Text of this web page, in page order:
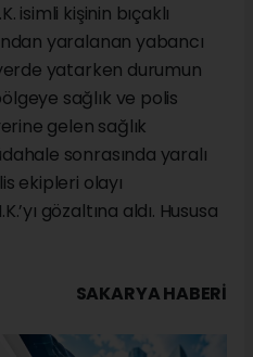
isimli kişinin bıçaklı
yaralanan yabancı
yatarken durumun
sağlık ve polis
gelen sağlık
sonrasında yaralı
ekipleri olayı
gözaltına aldı. Hususa
SAKARYA HABERİ